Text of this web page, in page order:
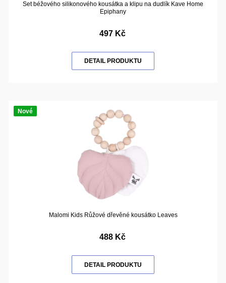
Set béžového silikonového kousátka a klipu na dudlík Kave Home
Epiphany
497 Kč
DETAIL PRODUKTU
Nové
Malomi Kids Růžové dřevěné kousátko Leaves
488 Kč
DETAIL PRODUKTU